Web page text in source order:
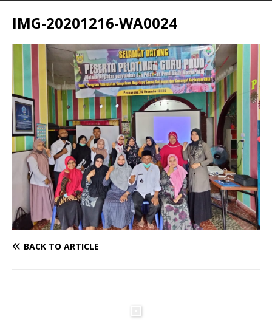
IMG-20201216-WA0024
BACK TO ARTICLE